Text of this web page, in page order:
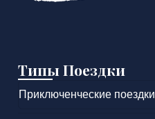
Типы Поездки
Приключенческие поездки